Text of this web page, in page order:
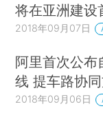
将在亚洲建设
2018年09月07日
阿里首次公布
线 提车路协
2018年09月06日